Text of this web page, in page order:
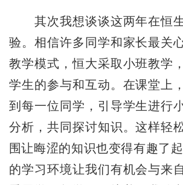
其次我想谈谈这两年在恒
验。相信许多同学和家长最关
教学模式，恒大采取小班教学
学生的参与和互动。在课堂上
到每一位同学，引导学生进行
分析，共同探讨知识。这样轻
围让晦涩的知识也变得有趣了
的学习环境让我们有机会与来